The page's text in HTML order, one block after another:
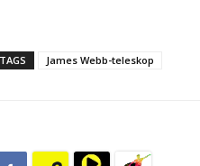
TAGS James Webb-teleskop